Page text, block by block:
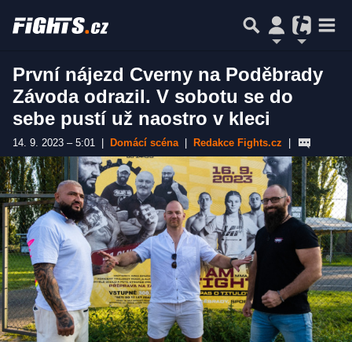
První nájezd Cverny na Poděbrady
Závoda odrazil. V sobotu se do
sebe pustí už naostro v kleci
14. 9. 2023 – 5:01 Domácí scéna Redakce Fights.cz